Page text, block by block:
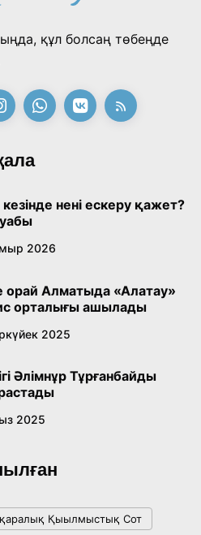
құл болсаң төбеңде
нені ескеру қажет?
2026
орай Алматыда «Алатау»
орталығы ашылады
2025
Әлімнұр Тұрғанбайды
2025
Қыылмыстық Сот